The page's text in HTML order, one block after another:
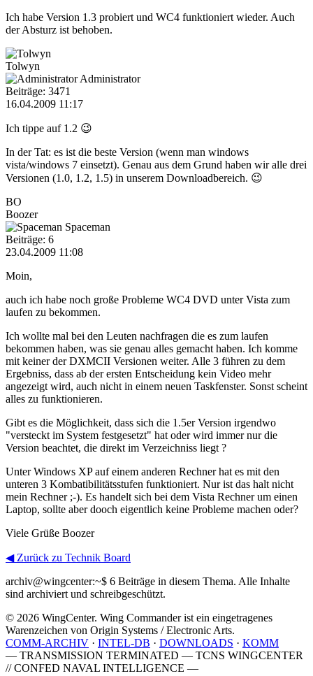
Ich habe Version 1.3 probiert und WC4 funktioniert wieder. Auch
der Absturz ist behoben.
Tolwyn
Administrator
Beiträge: 3471
16.04.2009 11:17
Ich tippe auf 1.2 😉
In der Tat: es ist die beste Version (wenn man windows
vista/windows 7 einsetzt). Genau aus dem Grund haben wir alle drei
Versionen (1.0, 1.2, 1.5) in unserem Downloadbereich. 😉
BO
Boozer
Spaceman
Beiträge: 6
23.04.2009 11:08
Moin,
auch ich habe noch große Probleme WC4 DVD unter Vista zum
laufen zu bekommen.
Ich wollte mal bei den Leuten nachfragen die es zum laufen
bekommen haben, was sie genau alles gemacht haben. Ich komme
mit keiner der DXMCII Versionen weiter. Alle 3 führen zu dem
Ergebniss, dass ab der ersten Entscheidung kein Video mehr
angezeigt wird, auch nicht in einem neuen Taskfenster. Sonst scheint
alles zu funktionieren.
Gibt es die Möglichkeit, dass sich die 1.5er Version irgendwo
"versteckt im System festgesetzt" hat oder wird immer nur die
Version beachtet, die direkt im Verzeichniss liegt ?
Unter Windows XP auf einem anderen Rechner hat es mit den
unteren 3 Kombatibilitätsstufen funktioniert. Nur ist das halt nicht
mein Rechner ;-). Es handelt sich bei dem Vista Rechner um einen
Laptop, sollte aber dooch eigentlich keine Probleme machen oder?
Viele Grüße Boozer
◀ Zurück zu Technik Board
archiv@wingcenter:~$ 6 Beiträge in diesem Thema. Alle Inhalte
sind archiviert und schreibgeschützt.
© 2026 WingCenter. Wing Commander ist ein eingetragenes
Warenzeichen von Origin Systems / Electronic Arts.
COMM-ARCHIV · INTEL-DB · DOWNLOADS · KOMM
— TRANSMISSION TERMINATED — TCNS WINGCENTER
// CONFED NAVAL INTELLIGENCE —